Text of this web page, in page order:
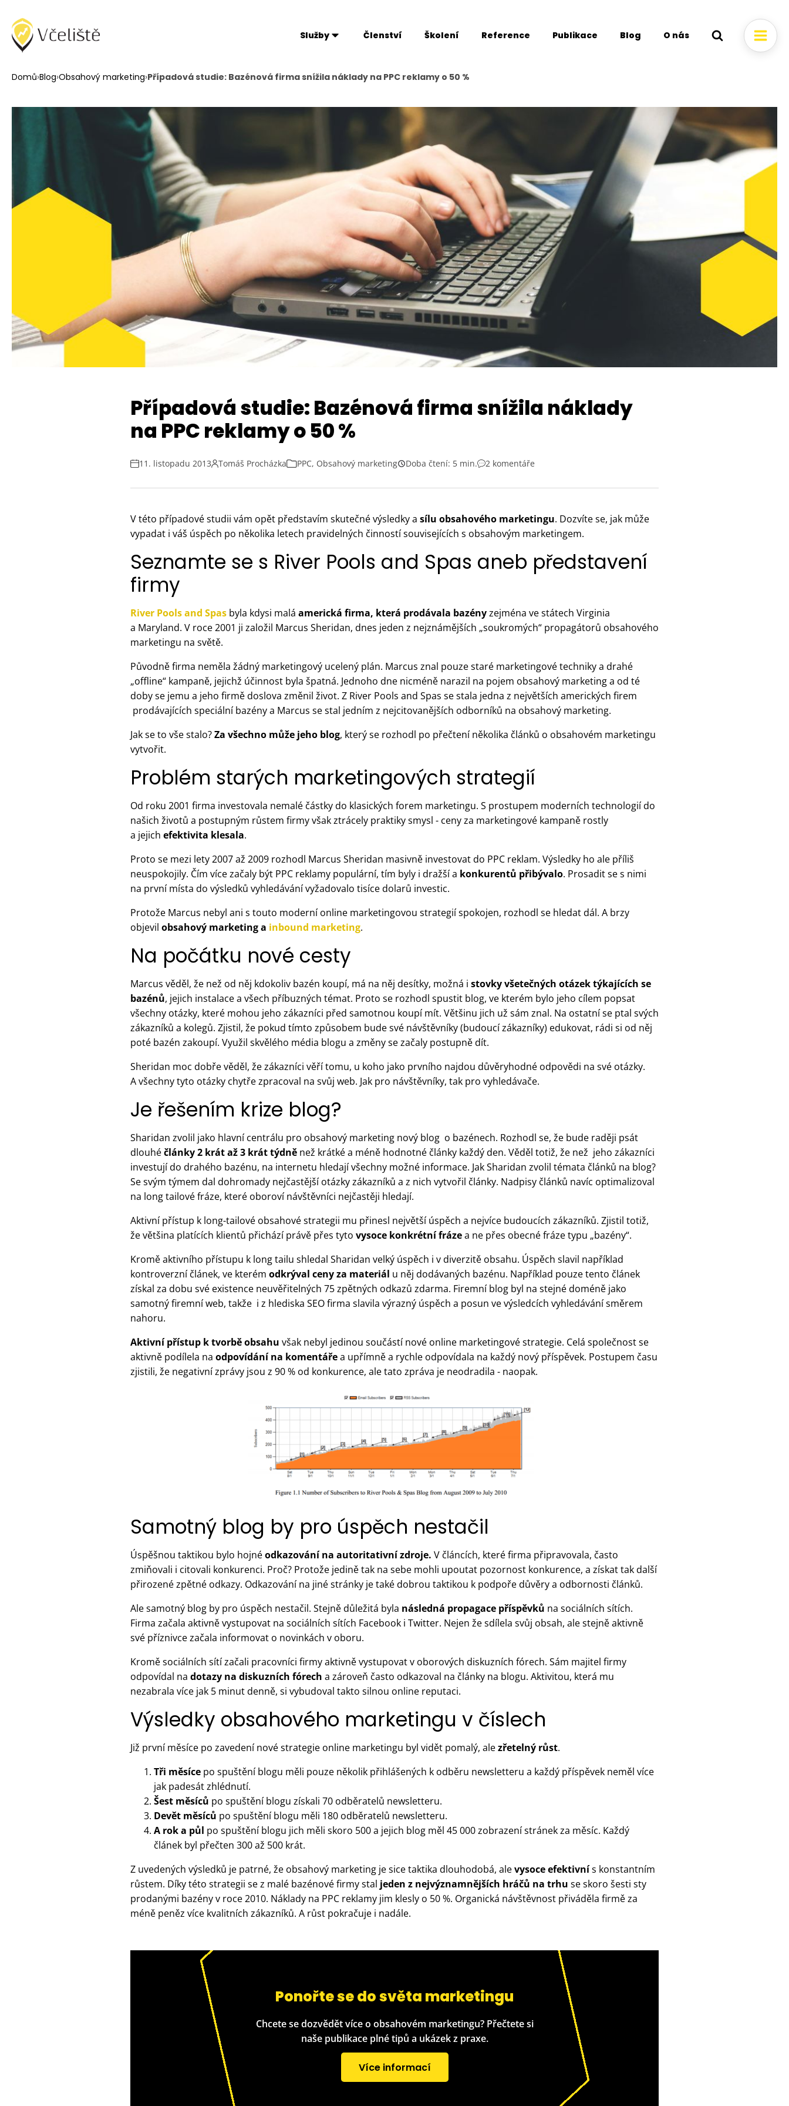
Služby Členství Školení Reference Publikace Blog O nás
Domů›Blog›Obsahový marketing›Případová studie: Bazénová firma snížila náklady na PPC reklamy o 50 %
Případová studie: Bazénová firma snížila náklady
na PPC reklamy o 50 %
11. listopadu 2013 Tomáš Procházka PPC, Obsahový marketing Doba čtení: 5 min. 2 komentáře
V této případové studii vám opět představím skutečné výsledky a sílu obsahového marketingu. Dozvíte se, jak může
vypadat i váš úspěch po několika letech pravidelných činností souvisejících s obsahovým marketingem.
Seznamte se s River Pools and Spas aneb představení
firmy
River Pools and Spas byla kdysi malá americká firma, která prodávala bazényzejména ve státech Virginia
a Maryland. V roce 2001 ji založil Marcus Sheridan, dnes jeden z nejznámějších „soukromých“ propagátorů obsahového
marketingu na světě.
Původně firma neměla žádný marketingový ucelený plán. Marcus znal pouze staré marketingové techniky a drahé
„offline“ kampaně, jejichž účinnost byla špatná. Jednoho dne nicméně narazil na pojem obsahový marketing a od té
doby se jemu a jeho firmě doslova změnil život. Z River Pools and Spas se stala jedna z největších amerických firem
prodávajících speciální bazény a Marcus se stal jedním z nejcitovanějších odborníků na obsahový marketing.
Jak se to vše stalo?Za všechno může jeho blog, který se rozhodl po přečtení několika článků o obsahovém marketingu
vytvořit.
Problém starých marketingových strategií
Od roku 2001 firma investovala nemalé částky do klasických forem marketingu. S prostupem moderních technologií do
našich životů a postupným růstem firmy však ztrácely praktiky smysl - ceny za marketingové kampaně rostly
a jejich efektivita klesala.
Proto se mezi lety 2007 až 2009 rozhodl Marcus Sheridan masivně investovat do PPC reklam. Výsledky ho ale příliš
neuspokojily. Čím více začaly být PPC reklamy populární, tím byly i dražší a konkurentů přibývalo. Prosadit se s nimi
na první místa do výsledků vyhledávání vyžadovalo tisíce dolarů investic.
Protože Marcus nebyl ani s touto moderní online marketingovou strategií spokojen, rozhodl se hledat dál. A brzy
objevil obsahový marketing a inbound marketing.
Na počátku nové cesty
Marcus věděl, že než od něj kdokoliv bazén koupí, má na něj desítky, možná i stovky všetečných otázek týkajících se
bazénů, jejich instalace a všech příbuzných témat. Proto se rozhodl spustit blog, ve kterém bylo jeho cílem popsat
všechny otázky, které mohou jeho zákazníci před samotnou koupí mít. Většinu jich už sám znal. Na ostatní se ptal svých
zákazníků a kolegů. Zjistil, že pokud tímto způsobem bude své návštěvníky (budoucí zákazníky) edukovat, rádi si od něj
poté bazén zakoupí. Využil skvělého média blogu a změny se začaly postupně dít.
Sheridan moc dobře věděl, že zákazníci věří tomu, u koho jako prvního najdou důvěryhodné odpovědi na své otázky.
A všechny tyto otázky chytře zpracoval na svůj web. Jak pro návštěvníky, tak pro vyhledávače.
Je řešením krize blog?
Sharidan zvolil jako hlavní centrálu pro obsahový marketing nový blog o bazénech. Rozhodl se, že bude raději psát
dlouhéčlánky 2 krát až 3 krát týdně než krátké a méně hodnotné články každý den. Věděl totiž, že než jeho zákazníci
investují do drahého bazénu, na internetu hledají všechny možné informace. Jak Sharidan zvolil témata článků na blog?
Se svým týmem dal dohromady nejčastější otázky zákazníků a z nich vytvořil články. Nadpisy článků navíc optimalizoval
na long tailové fráze, které oboroví návštěvníci nejčastěji hledají.
Aktivní přístup k long-tailové obsahové strategii mu přinesl největší úspěch a nejvíce budoucích zákazníků. Zjistil totiž,
že většina platících klientů přichází právě přes tyto vysoce konkrétní frázea ne přes obecné fráze typu „bazény“.
Kromě aktivního přístupu k long tailu shledal Sharidan velký úspěch i v diverzitě obsahu. Úspěch slavil například
kontroverzní článek, ve kterém odkrýval ceny za materiál u něj dodávaných bazénu. Například pouze tento článek
získal za dobu své existence neuvěřitelných 75 zpětných odkazů zdarma. Firemní blog byl na stejné doméně jako
samotný firemní web, takže i z hlediska SEO firma slavila výrazný úspěch a posun ve výsledcích vyhledávání směrem
nahoru.
Aktivní přístup k tvorbě obsahu však nebyl jedinou součástí nové online marketingové strategie. Celá společnost se
aktivně podílela na odpovídání na komentářea upřímně a rychle odpovídala na každý nový příspěvek. Postupem času
zjistili, že negativní zprávy jsou z 90 % od konkurence, ale tato zpráva je neodradila - naopak.
Samotný blog by pro úspěch nestačil
Úspěšnou taktikou bylo hojnéodkazování na autoritativní zdroje. V článcích, které firma připravovala, často
zmiňovali i citovali konkurenci. Proč? Protože jedině tak na sebe mohli upoutat pozornost konkurence, a získat tak další
přirozené zpětné odkazy. Odkazování na jiné stránky je také dobrou taktikou k podpoře důvěry a odbornosti článků.
Ale samotný blog by pro úspěch nestačil. Stejně důležitá byla následná propagace příspěvků na sociálních sítích.
Firma začala aktivně vystupovat na sociálních sítích Facebook i Twitter. Nejen že sdílela svůj obsah, ale stejně aktivně
své příznivce začala informovat o novinkách v oboru.
Kromě sociálních sítí začali pracovníci firmy aktivně vystupovat v oborových diskuzních fórech. Sám majitel firmy
odpovídal na dotazy na diskuzních fórech a zároveň často odkazoval na články na blogu. Aktivitou, která mu
nezabrala více jak 5 minut denně, si vybudoval takto silnou online reputaci.
Výsledky obsahového marketingu v číslech
Již první měsíce po zavedení nové strategie online marketingu byl vidět pomalý, alezřetelný růst.
Tři měsíce po spuštění blogu měli pouze několik přihlášených k odběru newsletteru a každý příspěvek neměl více
jak padesát zhlédnutí.
Šest měsíců po spuštění blogu získali 70 odběratelů newsletteru.
Devět měsíců po spuštění blogu měli 180 odběratelů newsletteru.
A rok a půl po spuštění blogu jich měli skoro 500 a jejich blog měl 45 000 zobrazení stránek za měsíc. Každý
článek byl přečten 300 až 500 krát.
Z uvedených výsledků je patrné, že obsahový marketing je sice taktika dlouhodobá, alevysoce efektivnís konstantním
růstem. Díky této strategii se z malé bazénové firmy stal jeden z nejvýznamnějších hráčů na trhu se skoro šesti sty
prodanými bazény v roce 2010. Náklady na PPC reklamy jim klesly o 50 %. Organická návštěvnost přiváděla firmě za
méně peněz více kvalitních zákazníků. A růst pokračuje i nadále.
Ponořte se do světa marketingu
Chcete se dozvědět více o obsahovém marketingu? Přečtete si
naše publikace plné tipů a ukázek z praxe.
Více informací